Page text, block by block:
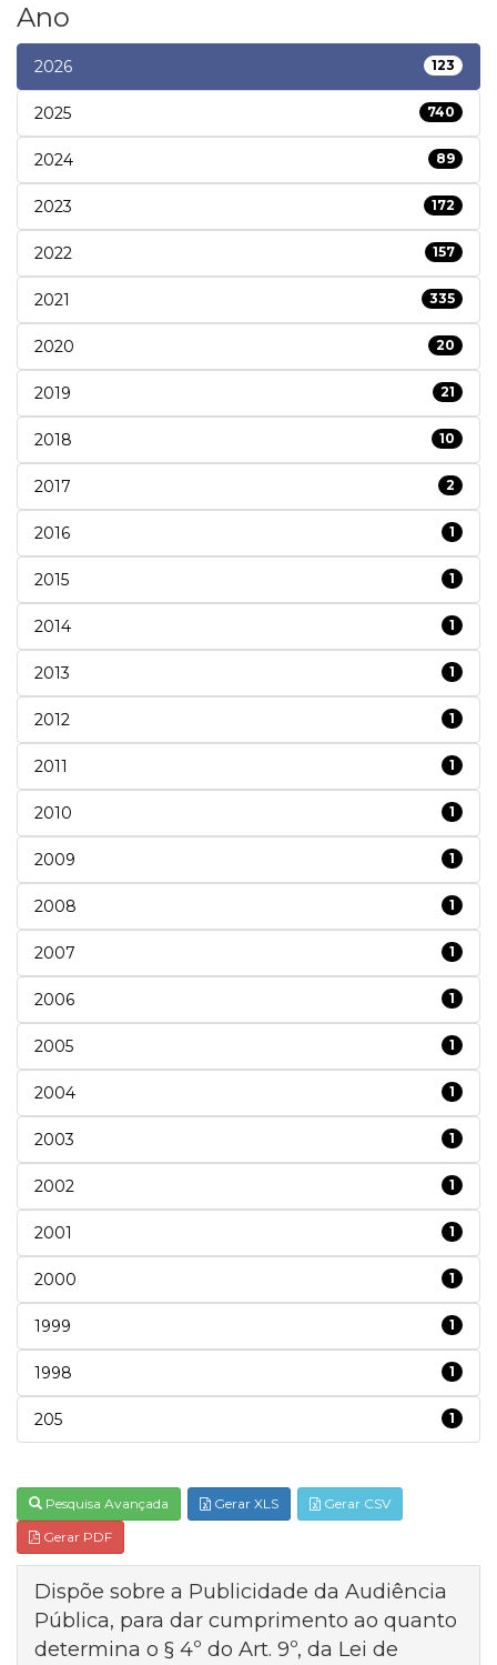
Ano
2026 123
2025 740
2024 89
2023 172
2022 157
2021 335
2020 20
2019 21
2018 10
2017 2
2016 1
2015 1
2014 1
2013 1
2012 1
2011 1
2010 1
2009 1
2008 1
2007 1
2006 1
2005 1
2004 1
2003 1
2002 1
2001 1
2000 1
1999 1
1998 1
205 1
Pesquisa Avançada Gerar XLS
Gerar CSV
Gerar PDF
Dispõe sobre a Publicidade da Audiência
Pública, para dar cumprimento ao quanto
determina o § 4º do Art. 9º, da Lei de